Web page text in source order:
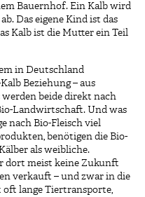
Bauernhof. Ein Kalb wird
Das eigene Kind ist das
Kalb ist die Mutter ein Teil
in Deutschland
Beziehung – aus
beide direkt nach
Landwirtschaft. Und was
nach Bio-Fleisch viel
benötigen die Bio-
als weibliche.
dort meist keine Zukunft
verkauft – und zwar in die
oft lange Tiertransporte,